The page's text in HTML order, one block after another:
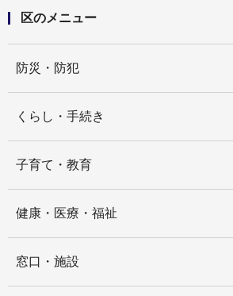
区のメニュー
防災・防犯
くらし・手続き
子育て・教育
健康・医療・福祉
窓口・施設